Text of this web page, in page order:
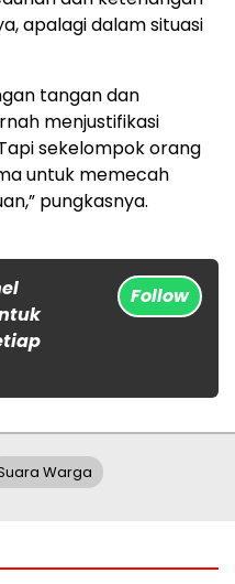
apalagi dalam situasi
tangan dan
menjustifikasi
sekelompok orang
untuk memecah
pungkasnya.
Follow
Warga